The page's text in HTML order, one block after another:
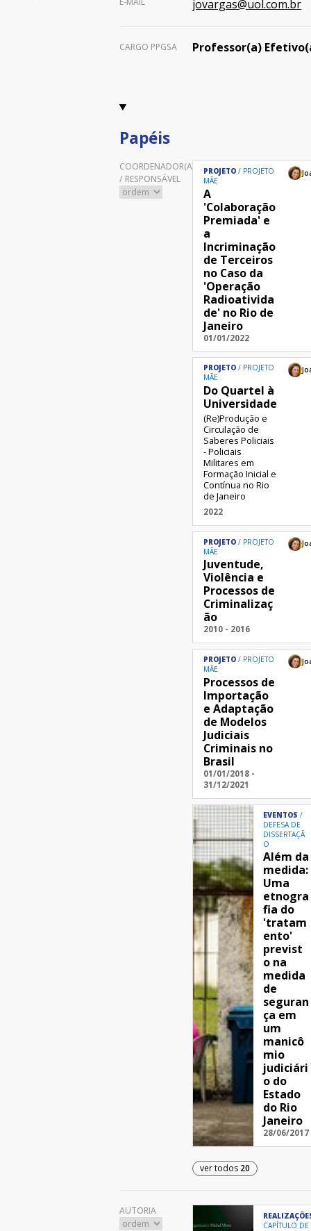
jovargas@uol.com.br
CARGO PPGSA Professor(a)
Papéis
COORDENADOR(A)
/ RESPONSÁVEL
PROJETO
PROJETO
MÃE
A
'Colaboração
Premiada' e
a
Incriminação
de Terceiros
no Caso da
'Operação
Radioativida
de' no Rio de
Janeiro
01/01/2022
PROJETO
PROJETO
MÃE
Do Quartel à
Universidade
(Re)Produção e
Circulação de
Saberes Policiais
- Policiais
Militares em
Formação Inicial e
Contínua no Rio
de Janeiro
2022
PROJETO
PROJETO
MÃE
Juventude,
Violência e
Processos de
Criminalizaç
ão
2010 - 2016
PROJETO
PROJETO
MÃE
Processos de
Importação
e Adaptação
de Modelos
Judiciais
Criminais no
Brasil
01/01/2018 -
31/12/2021
EVENTOS
DEFESA DE
DISSERTAÇÃ
O
Além da
medida:
Uma
etnogra
fia do
'tratam
ento'
previst
o na
medida
de
seguran
ça em
um
manicô
mio
judiciári
o do
Estado
do Rio
Janeiro
28/06/2017
ver todos 20
AUTORIA
CAPÍTULO